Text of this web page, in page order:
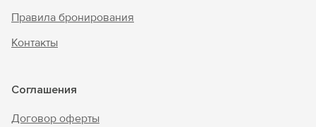
Правила бронирования
Контакты
Соглашения
Договор оферты